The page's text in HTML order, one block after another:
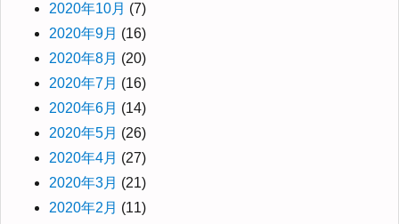
2020年10月 (7)
2020年9月 (16)
2020年8月 (20)
2020年7月 (16)
2020年6月 (14)
2020年5月 (26)
2020年4月 (27)
2020年3月 (21)
2020年2月 (11)